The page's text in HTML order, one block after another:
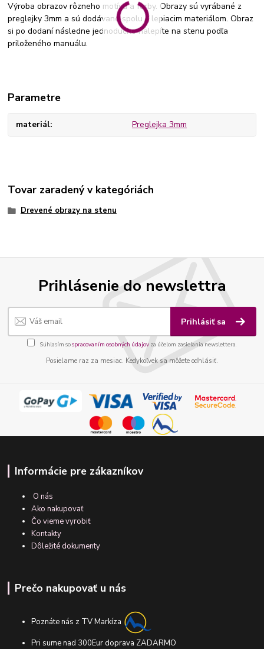
Výroba obrazov rôzneho motívu a farby. Obrazy sú vyrábané z
preglejky 3mm a sú dodávané spolu s lepiacim materiálom. Obraz
si po dodaní následne jednoducho nalepíte na stenu podľa
priloženého manuálu.
Parametre
materiál Preglejka 3mm
Tovar zaradený v kategóriách
Drevené obrazy na stenu
Prihlásenie do newslettra
Prihlásiť sa
Súhlasím sospracovaním osobných údajov za účelom zasielania newslettera.
Posielame raz za mesiac. Kedykoľvek sa môžete odhlásiť.
Informácie pre zákazníkov
O nás
Ako nakupovať
Čo vieme vyrobiť
Kontakty
Dôležité dokumenty
Prečo nakupovať u nás
Poznáte nás z TV Markíza
Pri sume nad 300Eur doprava ZADARMO